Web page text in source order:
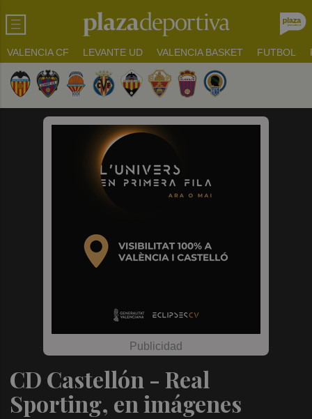
VALENCIA CF LEVANTE UD VALENCIA BASKET FUTBOL
CD Castellón - Real
Sporting, en imágenes